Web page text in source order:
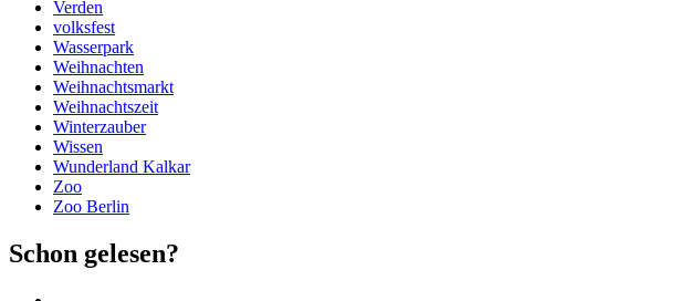
Verden
volksfest
Wasserpark
Weihnachten
Weihnachtsmarkt
Weihnachtszeit
Winterzauber
Wissen
Wunderland Kalkar
Zoo
Zoo Berlin
Schon gelesen?